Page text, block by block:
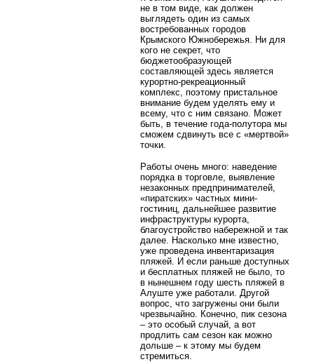
не в том виде, как должен
выглядеть один из самых
востребованных городов
Крымского Южнобережья. Ни для
кого не секрет, что
бюджетообразующей
составляющей здесь является
курортно-рекреационный
комплекс, поэтому пристальное
внимание будем уделять ему и
всему, что с ним связано. Может
быть, в течение года-полутора мы
сможем сдвинуть все с «мертвой»
точки.
Работы очень много: наведение
порядка в торговле, выявление
незаконных предпринимателей,
«пиратских» частных мини-
гостиниц, дальнейшее развитие
инфраструктуры курорта,
благоустройство набережной и так
далее. Насколько мне известно,
уже проведена инвентаризация
пляжей. И если раньше доступных
и бесплатных пляжей не было, то
в нынешнем году шесть пляжей в
Алуште уже работали. Другой
вопрос, что загружены они были
чрезвычайно. Конечно, пик сезона
– это особый случай, а вот
продлить сам сезон как можно
дольше – к этому мы будем
стремиться.